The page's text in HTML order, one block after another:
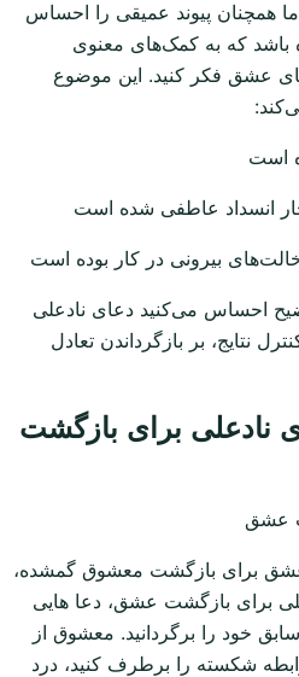
همچنان پیوند عمیقی را احساس
باشد که به کمک‌های معنوی
عشق فکر کنید. این موضوع
است
انسداد عاطفی شده است
بیرونی در کار بوده است
احساس می‌کنید دعای نادعلی
نتایج، بر بازگرداندن تعادل
نادعلی برای بازگشت
برای بازگشت معشوق گمشده،
برای بازگشت عشق، دعا هایی
خود را برگردانید. معشوق از
شکسته را برطرف کنید، درد